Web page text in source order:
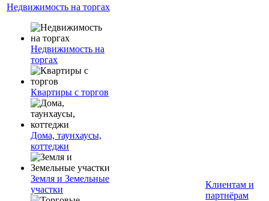
Недвижимость на торгах
Недвижимость на
торгах
Квартиры с торгов
Дома, таунхаусы,
коттеджи
Земля и Земельные
участки
Клиентам и
партнёрам